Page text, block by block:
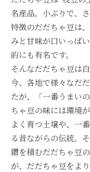
名産品。小ぶりで、
特徴のだだちゃ豆は
みと甘味が口いっぱ
的にも有名です。
そんなだだちゃ豆は
今、各地で様々なだ
たが、「一番うまい
ちゃ豆の味には環境
よく育つ土壌や、一
る昔ながらの伝統。
鑽を積むだだちゃ豆
が、だだちゃ豆をよ